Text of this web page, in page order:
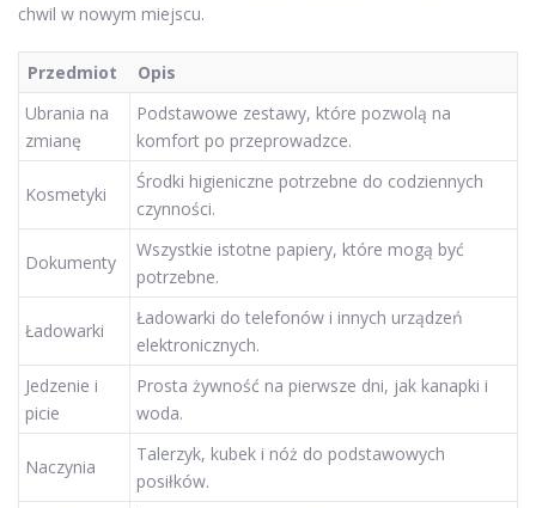
chwil w nowym miejscu.
Przedmiot
Opis
Ubrania na
zmianę
Podstawowe zestawy, które pozwolą na
komfort po przeprowadzce.
Kosmetyki
Środki higieniczne potrzebne do codziennych
czynności.
Dokumenty
Wszystkie istotne papiery, które mogą być
potrzebne.
Ładowarki
Ładowarki do telefonów i innych urządzeń
elektronicznych.
Jedzenie i
picie
Prosta żywność na pierwsze dni, jak kanapki i
woda.
Naczynia
Talerzyk, kubek i nóż do podstawowych
posiłków.